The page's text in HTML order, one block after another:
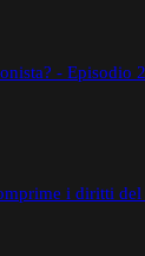
- Episodio
i diritti del